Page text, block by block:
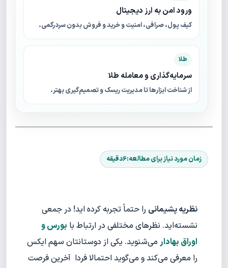
ورود امن به ارز دیجیتال
کیف پول، صرافی، امنیت و خرید و فروش بدون سردرگمی.
طلا
سرمایه‌گذاری و معامله طلا
از شناخت ابزارها تا مدیریت ریسک و تصمیم‌گیری بهتر.
نظریه پشیمانی را حتماً تجربه کرده اید! در جمعی
نشسته‌اید. نظرهای مختلفی در ارتباط با بورس و
اوراق بهادار می‌شنوید. یکی از دوستانتان سهم ایکس
را معرفی می‌کند و می‌گوید احتمالا فردا آخرین فرصت